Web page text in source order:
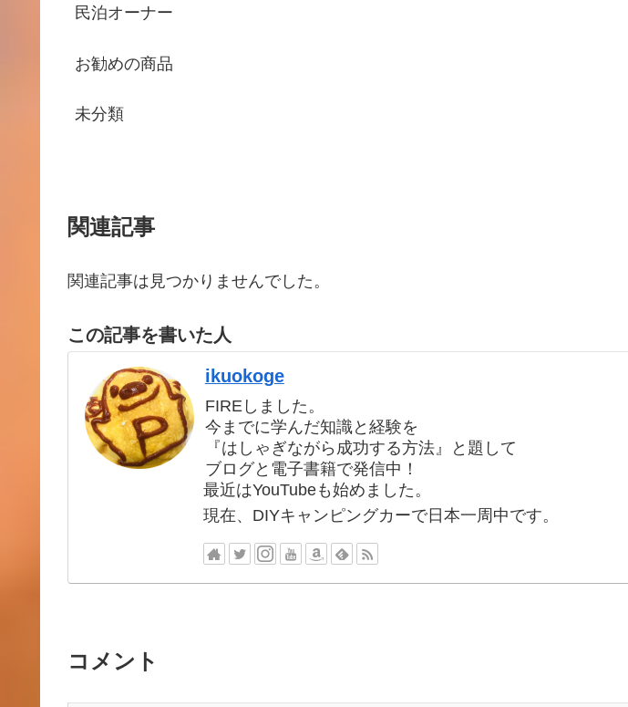
民泊オーナー
お勧めの商品
未分類
関連記事
関連記事は見つかりませんでした。
この記事を書いた人
ikuokoge
FIREしました。
今までに学んだ知識と経験を
『はしゃぎながら成功する方法』と題して
ブログと電子書籍で発信中！
最近はYouTubeも始めました。
現在、DIYキャンピングカーで日本一周中です。
コメント